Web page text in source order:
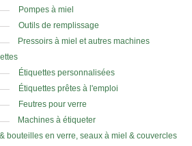
Pompes à miel
Outils de remplissage
Pressoirs à miel et autres machines
Étiquettes personnalisées
Étiquettes prêtes à l'emploi
Feutres pour verre
Machines à étiqueter
bouteilles en verre, seaux à miel & couvercles